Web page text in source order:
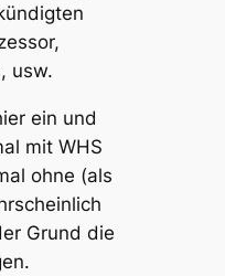
usw.
ein und
mit WHS
ohne (als
Grund die